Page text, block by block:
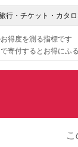
行・チケット・カタ
得度を測る指標です
寄付するとお得にふ